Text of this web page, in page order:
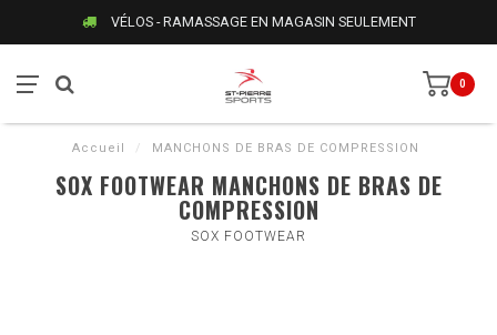
VÉLOS - RAMASSAGE EN MAGASIN SEULEMENT
0
Accueil / MANCHONS DE BRAS DE COMPRESSION
SOX FOOTWEAR MANCHONS DE BRAS DE
COMPRESSION
SOX FOOTWEAR